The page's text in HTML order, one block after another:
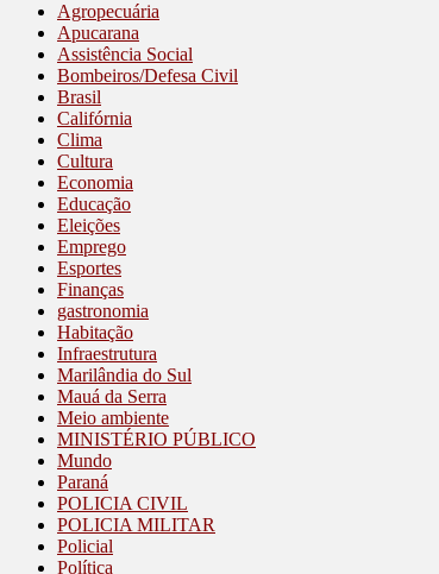
Agropecuária
Apucarana
Assistência Social
Bombeiros/Defesa Civil
Brasil
Califórnia
Clima
Cultura
Economia
Educação
Eleições
Emprego
Esportes
Finanças
gastronomia
Habitação
Infraestrutura
Marilândia do Sul
Mauá da Serra
Meio ambiente
MINISTÉRIO PÚBLICO
Mundo
Paraná
POLICIA CIVIL
POLICIA MILITAR
Policial
Política